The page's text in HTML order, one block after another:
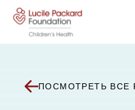
Перейти к содержанию
ПОСМОТРЕТЬ ВСЕ